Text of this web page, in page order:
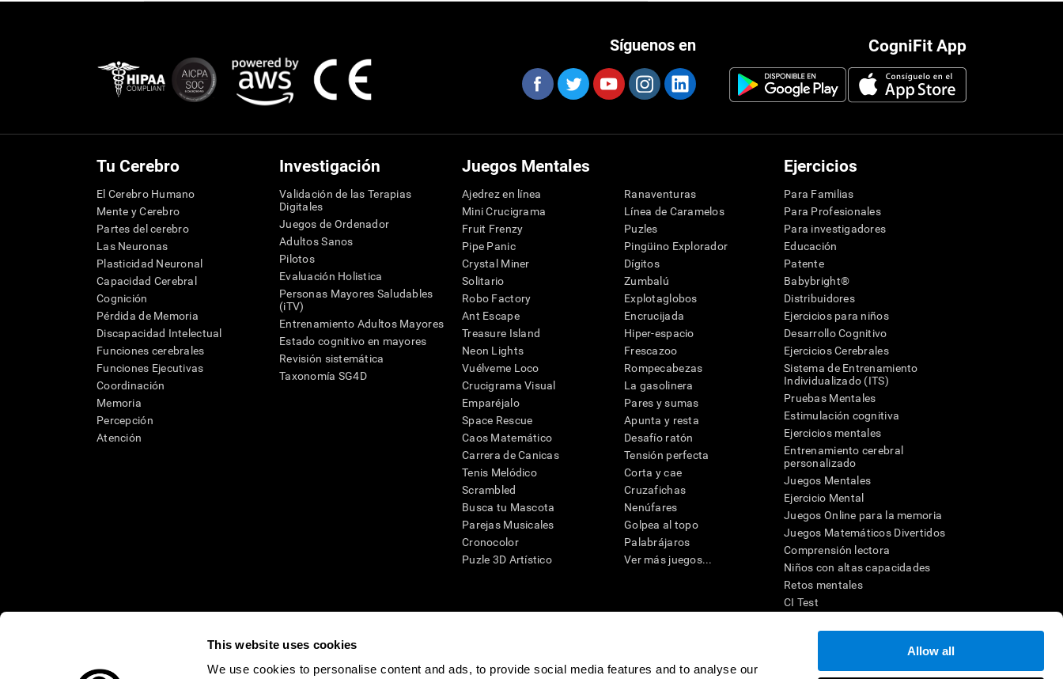
This website uses cookies
We use cookies to personalise content and ads, to provide social media features and to analyse our
Allow all
CogniFit App
Síguenos en
Tu Cerebro
El Cerebro Humano
Mente y Cerebro
Partes del cerebro
Las Neuronas
Plasticidad Neuronal
Capacidad Cerebral
Cognición
Pérdida de Memoria
Discapacidad Intelectual
Funciones cerebrales
Funciones Ejecutivas
Coordinación
Memoria
Percepción
Atención
Investigación
Validación de las Terapias
Digitales
Juegos de Ordenador
Adultos Sanos
Pilotos
Evaluación Holistica
Personas Mayores Saludables
(iTV)
Entrenamiento Adultos Mayores
Estado cognitivo en mayores
Revisión sistemática
Taxonomía SG4D
Juegos Mentales
Ajedrez en línea
Mini Crucigrama
Fruit Frenzy
Pipe Panic
Crystal Miner
Solitario
Robo Factory
Ant Escape
Treasure Island
Neon Lights
Vuélveme Loco
Crucigrama Visual
Emparéjalo
Space Rescue
Caos Matemático
Carrera de Canicas
Tenis Melódico
Scrambled
Busca tu Mascota
Parejas Musicales
Cronocolor
Puzle 3D Artístico
Ranaventuras
Línea de Caramelos
Puzles
Pingüino Explorador
Dígitos
Zumbalú
Explotaglobos
Encrucijada
Hiper-espacio
Frescazoo
Rompecabezas
La gasolinera
Pares y sumas
Apunta y resta
Desafío ratón
Tensión perfecta
Corta y cae
Cruzafichas
Nenúfares
Golpea al topo
Palabrájaros
Ver más juegos...
Ejercicios
Para Familias
Para Profesionales
Para investigadores
Educación
Patente
Babybright®
Distribuidores
Ejercicios para niños
Desarrollo Cognitivo
Ejercicios Cerebrales
Sistema de Entrenamiento
Individualizado (ITS)
Pruebas Mentales
Estimulación cognitiva
Ejercicios mentales
Entrenamiento cerebral
personalizado
Juegos Mentales
Ejercicio Mental
Juegos Online para la memoria
Juegos Matemáticos Divertidos
Comprensión lectora
Niños con altas capacidades
Retos mentales
CI Test
* Las evaluaciones de CogniFit están diseñadas para detectar alteraciones y deterioro cognitivo con el fin de ofrecer a un médico información pertinente para diseñar una intervención terapéutica apropiada. En un entorno
clínico, los resultados de CogniFit (cuando son interpretados por un profesional de la salud cualificado), se pueden utilizar como ayuda para determinar si un individuo debe ser dirigido a una posterior evaluación
neuropsicológica (por ejemplo, un examen neuropsicológico completo). CogniFit no ofrece directamente un diagnóstico médico de ningún tipo. Un diagnóstico de TDAH, dislexia, demencia o enfermedad similar sólo